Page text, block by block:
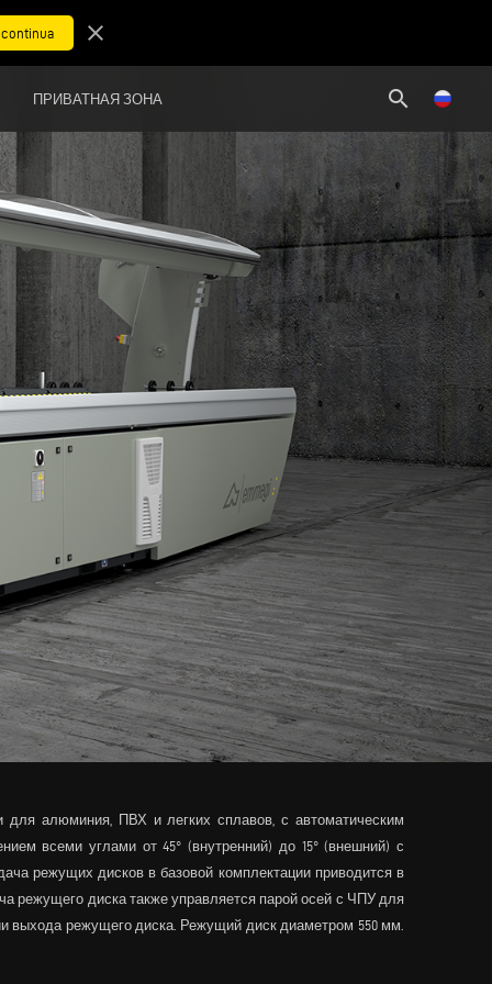
close
ПРИВАТНАЯ ЗОНА search
для алюминия, ПВХ и легких сплавов, с автоматическим
всеми углами от 45° (внутренний) до 15° (внешний) с
режущих дисков в базовой комплектации приводится в
режущего диска также управляется парой осей с ЧПУ для
выхода режущего диска. Режущий диск диаметром 550 мм.